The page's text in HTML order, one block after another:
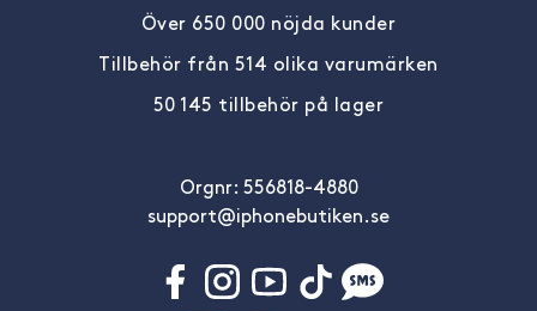
Över 650 000 nöjda kunder
Tillbehör från 514 olika varumärken
50 145 tillbehör på lager
Orgnr: 556818-4880
support@iphonebutiken.se